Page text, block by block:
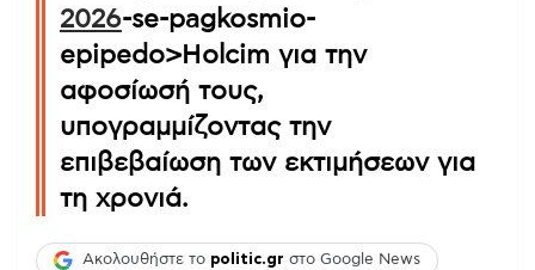
2026-se-pagkosmio-
epipedo>Holcim για την
αφοσίωσή τους,
υπογραμμίζοντας την
επιβεβαίωση των εκτιμήσεων για
τη χρονιά.
Ακολουθήστε το politic.gr στο Google News